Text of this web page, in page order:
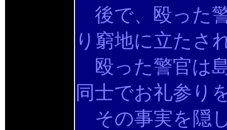
後で、殴った
り窮地に立たさ
殴った警官は
同士でお礼参り
その事実を隠